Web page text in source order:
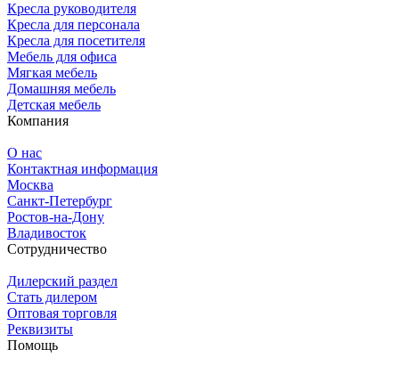
Кресла руководителя
Кресла для персонала
Кресла для посетителя
Мебель для офиса
Мягкая мебель
Домашняя мебель
Детская мебель
Компания
О нас
Контактная информация
Москва
Санкт-Петербург
Ростов-на-Дону
Владивосток
Сотрудничество
Дилерский раздел
Стать дилером
Оптовая торговля
Реквизиты
Помощь